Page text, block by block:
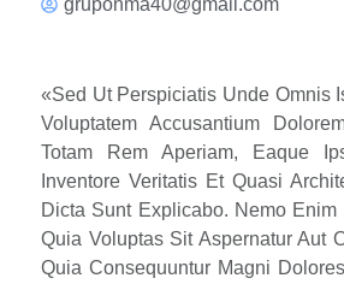
gruponma40@gmail.com
«Sed Ut Perspiciatis Unde Omnis
Voluptatem Accusantium
Totam Rem Aperiam, Eaque
Inventore Veritatis Et Quasi
Dicta Sunt Explicabo. Nemo Enim
Quia Voluptas Sit Aspernatur Aut
Quia Consequuntur Magni